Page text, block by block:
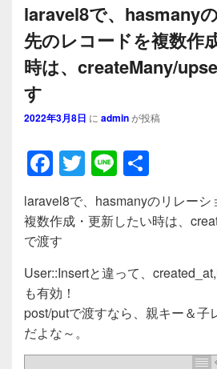
laravel8で、hasmany
先のレコードを複数作
時は、createMany/
す
2022年3月8日 に adminが投稿
F
a
c
e
b
o
o
k
T
wi
tt
er
Li
n
e
有
laravel8で、hasmanyのリレーシ
複数作成・更新したい時は、
で渡す
User::Insertと違って、
も有効！
post/putで渡すなら、親キー＆子
だよな～。